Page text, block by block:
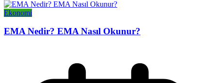
Ekonomi
EMA Nedir? EMA Nasıl Okunur?